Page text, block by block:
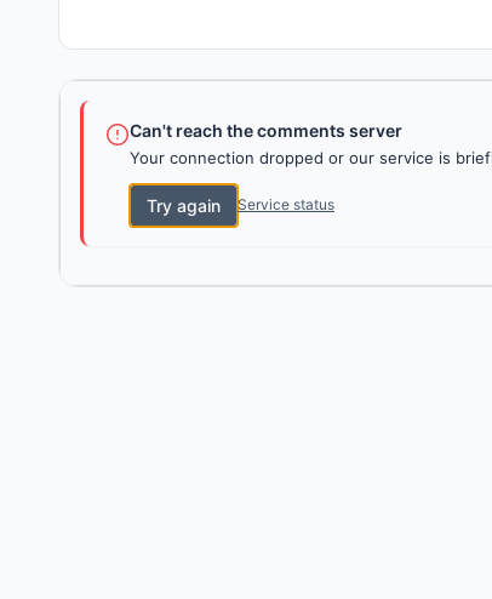
Can't reach the comments server
Your connection dropped or our service is
Try again Service status